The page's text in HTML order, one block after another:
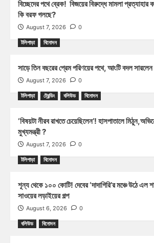
বিচ্ছেদের পথে ব্রেক! বিজয়ের বিরুদ্ধে মামলা প্রত্যাহার
কি বরফ গলছে?
August 7, 2026 0
টলিপাড়া বিনোদন
সাড়ে তিন বছরের প্রেম পরিণয়ের পথে, আংটি বদল
August 7, 2026 0
টলিপাড়া ট্রেন্ডিং বলিউড বিনোদন
‘বিষয়টা নীরব রাখতে চেয়েছিলেন’! হাসপাতালে
মুখ্যমন্ত্রী ?
August 7, 2026 0
টলিপাড়া বিনোদন
শূন্য থেকে ১০০ কোটি! দেবের ‘দাদাগিরি’র মঞ্চে উঠে এল
সাওয়ের লড়াইয়ের গল্প
August 6, 2026 0
বলিউড বিনোদন